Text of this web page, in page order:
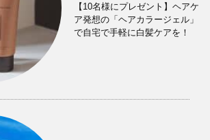
【10名様にプレゼント】ヘアケ
ア発想の「ヘアカラージェル」
で自宅で手軽に白髪ケアを！